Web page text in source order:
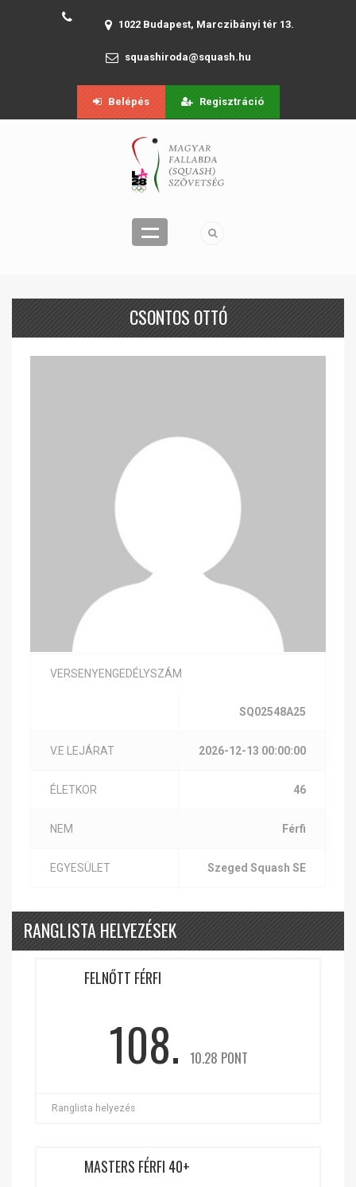
1022 Budapest, Marczibányi tér 13.
squashiroda@squash.hu
Belépés Regisztráció
CSONTOS OTTÓ
VERSENYENGEDÉLYSZÁM
SQ02548A25
V.E LEJÁRAT 2026-12-13 00:00:00
ÉLETKOR 46
NEM Férfi
EGYESÜLET Szeged Squash SE
RANGLISTA HELYEZÉSEK
FELNŐTT FÉRFI
108. 10.28 PONT
Ranglista helyezés
MASTERS FÉRFI 40+